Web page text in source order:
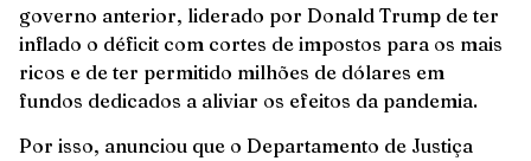
governo anterior, liderado por Donald Trump de ter
inflado o déficit com cortes de impostos para os mais
ricos e de ter permitido milhões de dólares em
fundos dedicados a aliviar os efeitos da pandemia.
Por isso, anunciou que o Departamento de Justiça